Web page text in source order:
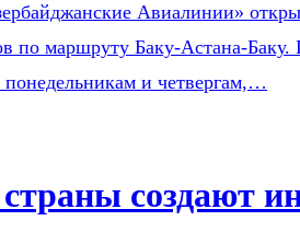
Авиалинии»
по маршруту Баку-Астана-Баку.
понедельникам и четвергам,…
создают